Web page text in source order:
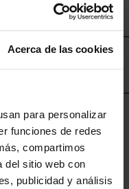
Acerca de las cookies
para personalizar
funciones de redes
compartimos
del sitio web con
publicidad y análisis
en la Región de